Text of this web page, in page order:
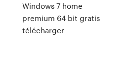
Windows 7 home
premium 64 bit gratis
télécharger